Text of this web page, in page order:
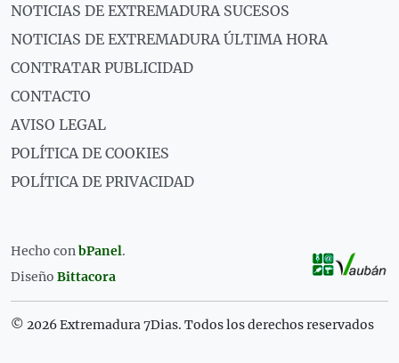
NOTICIAS DE EXTREMADURA SUCESOS
NOTICIAS DE EXTREMADURA ÚLTIMA HORA
CONTRATAR PUBLICIDAD
CONTACTO
AVISO LEGAL
POLÍTICA DE COOKIES
POLÍTICA DE PRIVACIDAD
Hecho conbPanel.
Diseño Bittacora
© 2026 Extremadura 7Dias. Todos los derechos reservados